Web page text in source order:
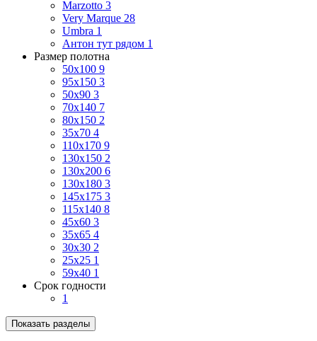
Marzotto 3
Very Marque 28
Umbra 1
Антон тут рядом 1
Размер полотна
50x100 9
95x150 3
50x90 3
70x140 7
80x150 2
35x70 4
110x170 9
130x150 2
130x200 6
130x180 3
145x175 3
115x140 8
45x60 3
35x65 4
30x30 2
25x25 1
59x40 1
Срок годности
1
Показать разделы